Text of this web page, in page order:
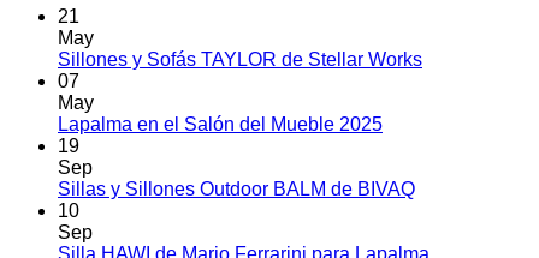
21
May
Sillones y Sofás TAYLOR de Stellar WorksNo
Stellar
07
May
Lapalma en el Salón del Mueble 2025No
en
el
19
Sep
Sillas y Sillones Outdoor BALM de BIVAQNo
en
10
Sep
Silla HAWI de Mario Ferrarini para Lapalma